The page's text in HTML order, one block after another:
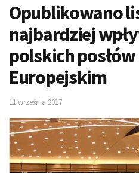
Opublikowano
najbardziej
polskich
Europejskim
11 września 2017